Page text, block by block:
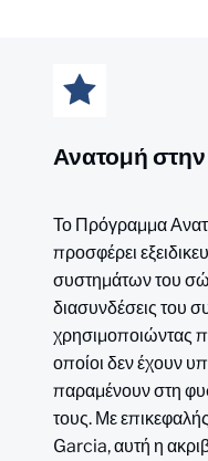
Ανατομή
Το Πρόγραμμα
προσφέρει
συστημάτων του
διασυνδέσεις του
χρησιμοποιώντας
οποίοι δεν έχουν
παραμένουν στη
τους. Με
Garcia, αυτή η